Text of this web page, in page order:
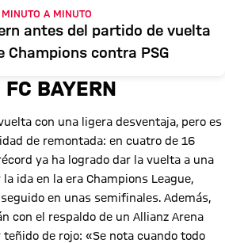
A MINUTO
antes del partido de vuelta
Champions contra PSG
BAYERN
con una ligera desventaja, pero es
de remontada: en cuatro de 16
ya ha logrado dar la vuelta a una
ida en la era Champions League,
en unas semifinales. Además,
con el respaldo de un Allianz Arena
teñido de rojo: «Se nota cuando todo